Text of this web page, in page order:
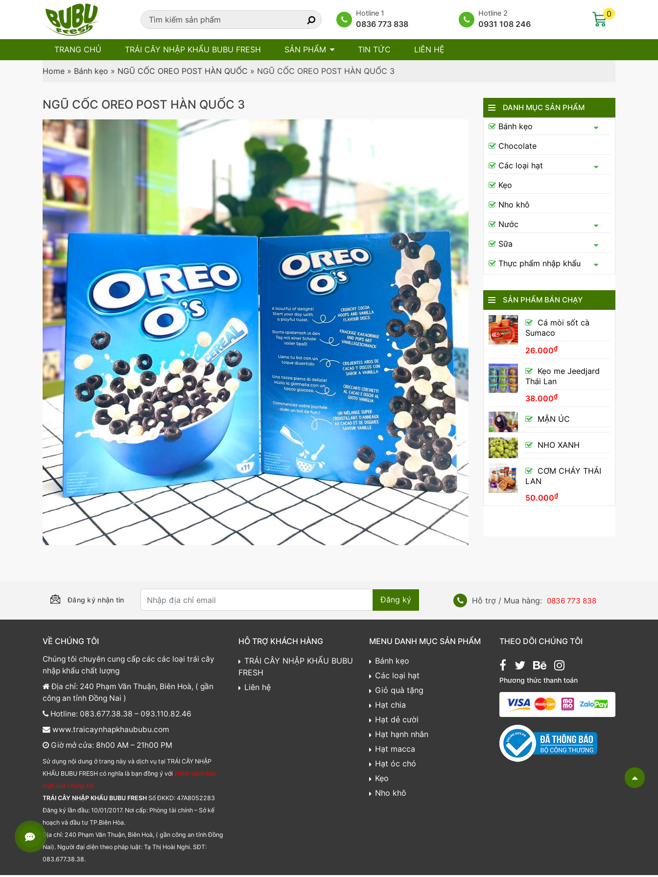
Hotline 1
0836 773 838
Hotline 2
0931 108 246
0
TRANG CHỦ TRÁI CÂY NHẬP KHẨU BUBU FRESH SẢN PHẨM TIN TỨC LIÊN HỆ
Home » Bánh kẹo » NGŨ CỐC OREO POST HÀN QUỐC » NGŨ CỐC OREO POST HÀN QUỐC 3
NGŨ CỐC OREO POST HÀN QUỐC 3 DANH MỤC SẢN PHẨM
Bánh kẹo
Chocolate
Các loại hạt
Kẹo
Nho khô
Nước
Sữa
Thực phẩm nhập khẩu
SẢN PHẨM BÁN CHẠY
Cá mòi sốt cà
Sumaco
26.000₫
Kẹo me Jeedjard
Thái Lan
38.000₫
MẬN ÚC
NHO XANH
CƠM CHÁY THÁI
LAN
50.000₫
Đăng ký nhận tin Hỗ trợ / Mua hàng: 0836 773 838
VỀ CHÚNG TÔI
Chúng tôi chuyên cung cấp các các loại trái cây
nhập khẩu chất lượng
Địa chỉ: 240 Phạm Văn Thuận, Biên Hoà, ( gần
công an tỉnh Đồng Nai )
Hotline: 083.677.38.38 – 093.110.82.46
www.traicaynhapkhaububu.com
Giờ mở cửa: 8h00 AM – 21h00 PM
Sử dụng nội dung ở trang này và dịch vụ tại TRÁI CÂY NHẬP
KHẨU BUBU FRESH có nghĩa là bạn đồng ý với chính sách bảo
mật của chúng tôi
TRÁI CÂY NHẬP KHẨU BUBU FRESH Số ĐKKD: 47A8052283
Đăng ký lần đầu: 10/01/2017. Nơi cấp: Phòng tài chính – Sở kế
hoạch và đầu tư TP.Biên Hòa.
Địa chỉ: 240 Phạm Văn Thuận, Biên Hoà, ( gần công an tỉnh Đồng
Nai). Người đại diện theo pháp luật: Tạ Thị Hoài Nghi. SĐT:
083.677.38.38.
HỖ TRỢ KHÁCH HÀNG
TRÁI CÂY NHẬP KHẨU BUBU
FRESH
Liên hệ
MENU DANH MỤC SẢN PHẨM
Bánh kẹo
Các loại hạt
Giỏ quà tặng
Hạt chia
Hạt dẻ cười
Hạt hạnh nhân
Hạt macca
Hạt óc chó
Kẹo
Nho khô
THEO DÕI CHÚNG TÔI
Phương thức thanh toán